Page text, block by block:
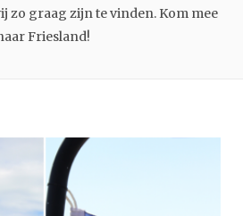
zo graag zijn te vinden. Kom mee
Friesland!